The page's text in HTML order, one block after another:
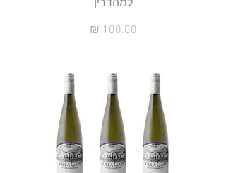
למהדרין
מחיר